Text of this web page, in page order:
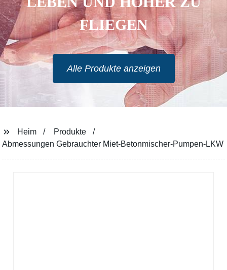
FLIEGEN
Alle Produkte anzeigen
Heim
Produkte
Abmessungen Gebrauchter Miet-Betonmischer-Pumpen-LKW